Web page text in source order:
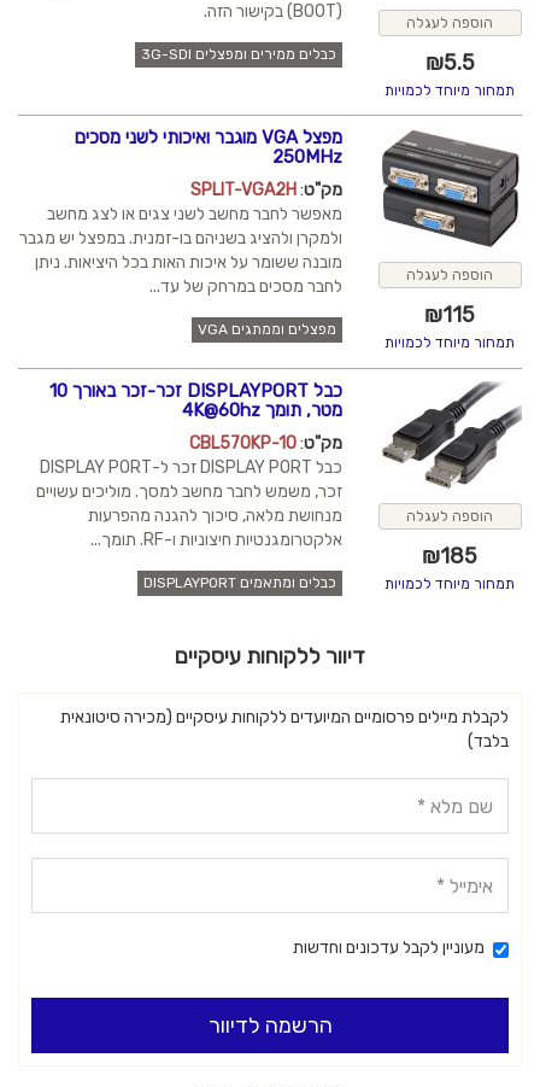
הוספה לעגלה
₪5.5
תמחור מיוחד לכמויות
(BOOT) בקישור הזה.
כבלים ממירים ומפצלים 3G-SDI
הוספה לעגלה
₪115
תמחור מיוחד לכמויות
מפצל VGA מוגבר ואיכותי לשני מסכים
250MHz
מק"ט:
SPLIT-VGA2H
מאפשר לחבר מחשב לשני צגים או לצג מחשב
ולמקרן ולהציג בשניהם בו-זמנית. במפצל יש מגבר
מובנה ששומר על איכות האות בכל היציאות. ניתן
לחבר מסכים במרחק של עד...
מפצלים וממתגים VGA
הוספה לעגלה
₪185
תמחור מיוחד לכמויות
כבל DISPLAYPORT זכר-זכר באורך 10
מטר, תומך 4K@60hz
מק"ט:
CBL570KP-10
כבל DISPLAY PORT זכר ל-DISPLAY PORT
זכר, משמש לחבר מחשב למסך. מוליכים עשויים
מנחושת מלאה, סיכוך להגנה מהפרעות
אלקטרומגנטיות חיצוניות ו-RF. תומך...
כבלים ומתאמים DISPLAYPORT
דיוור ללקוחות עיסקיים
לקבלת מיילים פרסומיים המיועדים ללקוחות עיסקיים (מכירה סיטונאית
בלבד)
מעוניין לקבל עדכונים וחדשות
הרשמה לדיוור